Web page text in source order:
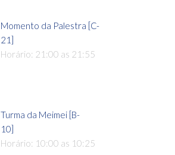
Momento da Palestra [C-
21]
Horário: 21:00 as 21:55
Turma da Meimei [B-
10]
Horário: 10:00 as 10:25